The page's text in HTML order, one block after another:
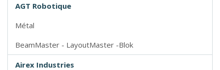
AGT Robotique
Métal
BeamMaster - LayoutMaster -Blok
Airex Industries